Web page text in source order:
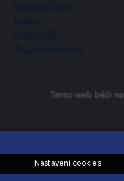
Tento web běží na
Nastavení cookies